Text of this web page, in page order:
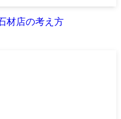
材店の考え方